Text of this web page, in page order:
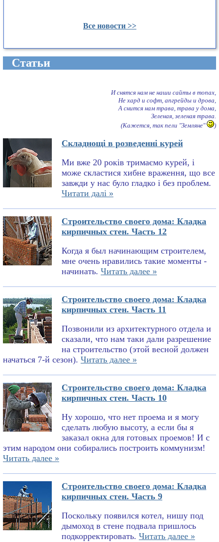
Все новости >>
Cтатьи
И снятся нам не наши сайты в топах,
Не хард и софт, апгрейды и дрова,
А снится нам трава, трава у дома,
Зеленая, зеленая трава.
(Кажется, так пели "Земляне"
)
Складнощі в розведенні курей
Ми вже 20 років тримаємо курей, і
може скластися хибне враження, що все
завжди у нас було гладко і без проблем.
Читати далі »
Строительство своего дома: Кладка
кирпичных стен. Часть 12
Когда я был начинающим строителем,
мне очень нравились такие моменты -
начинать. Читать далее »
Строительство своего дома: Кладка
кирпичных стен. Часть 11
Позвонили из архитектурного отдела и
сказали, что нам таки дали разрешение
на строительство (этой весной должен
начаться 7-й сезон). Читать далее »
Строительство своего дома: Кладка
кирпичных стен. Часть 10
Ну хорошо, что нет проема и я могу
сделать любую высоту, а если бы я
заказал окна для готовых проемов! И с
этим народом они собирались построить коммунизм!
Читать далее »
Строительство своего дома: Кладка
кирпичных стен. Часть 9
Поскольку появился котел, нишу под
дымоход в стене подвала пришлось
подкорректировать. Читать далее »